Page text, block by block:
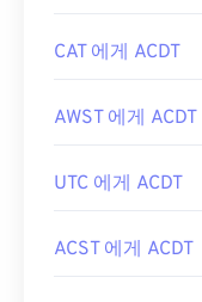
CAT 에게 ACDT
AWST 에게 ACDT
UTC 에게 ACDT
ACST 에게 ACDT